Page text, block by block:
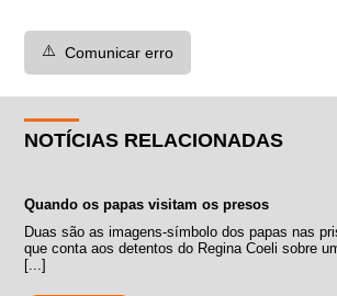
⚠️ Comunicar erro
NOTÍCIAS RELACIONADAS
Quando os papas visitam os presos
Duas são as imagens-símbolo dos papas nas
que conta aos detentos do Regina Coeli sobre
[...]